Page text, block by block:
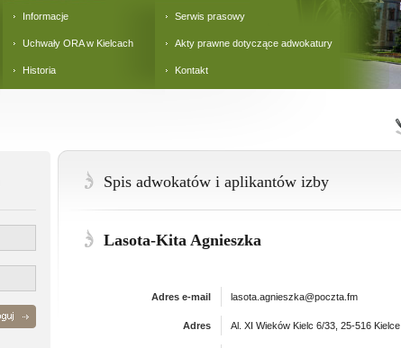
Informacje
Uchwały ORA w Kielcach
Historia
Serwis prasowy
Akty prawne dotyczące adwokatury
Kontakt
Spis adwokatów i aplikantów izby
Lasota-Kita Agnieszka
Adres e-mail lasota.agnieszka@poczta.fm
Adres Al. XI Wieków Kielc 6/33, 25-516 Kielce